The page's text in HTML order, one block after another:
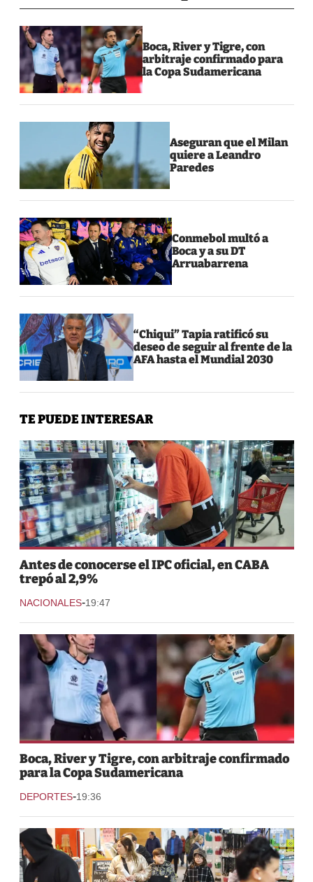
Boca, River y Tigre, con
arbitraje confirmado para
la Copa Sudamericana
Aseguran que el Milan
quiere a Leandro
Paredes
Conmebol multó a
Boca y a su DT
Arruabarrena
“Chiqui” Tapia ratificó su
deseo de seguir al frente de la
AFA hasta el Mundial 2030
TE PUEDE INTERESAR
Antes de conocerse el IPC oficial, en CABA
trepó al 2,9%
NACIONALES-19:47
Boca, River y Tigre, con arbitraje confirmado
para la Copa Sudamericana
DEPORTES-19:36